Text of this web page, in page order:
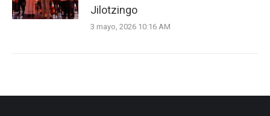
Jilotzingo
3 mayo, 2026 10:16 AM